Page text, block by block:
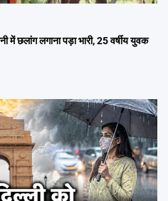
छलांग लगाना पड़ा भारी, 25 वर्षीय युवक